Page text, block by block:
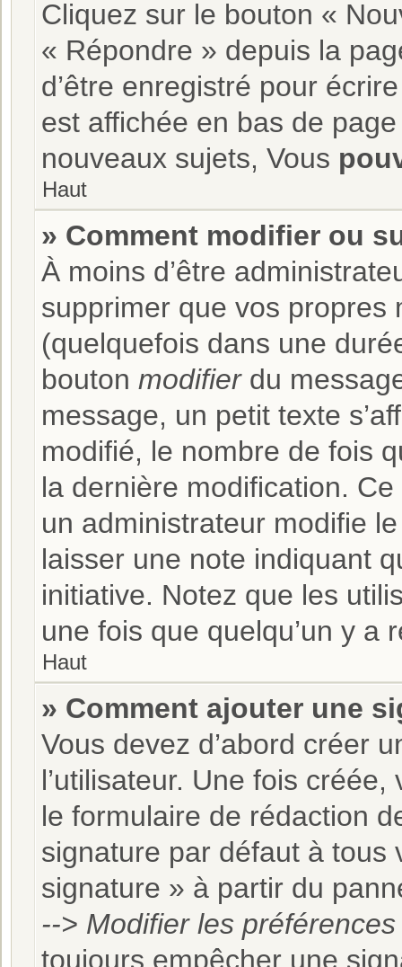
Cliquez sur le bouton «
« Répondre » depuis la
d’être enregistré pour
est affichée en bas de
nouveaux sujets, Vous
Haut
» Comment modifier ou
À moins d’être
supprimer que vos propres
(quelquefois dans une
bouton modifierdu
message, un petit texte
modifié, le nombre de fois
la dernière modification.
un administrateur modifie
laisser une note indiquant
initiative. Notez que les
une fois que quelqu’un y a
Haut
» Comment ajouter une
Vous devez d’abord créer
l’utilisateur. Une fois
le formulaire de rédaction
signature par défaut à tous
signature » à partir du
--> Modifier les
toujours empêcher une